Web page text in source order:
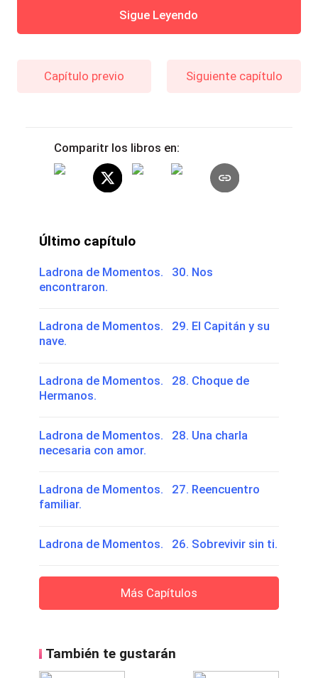
Sigue Leyendo
Capítulo previo Siguiente capítulo
Comparitr los libros en:
Último capítulo
Ladrona de Momentos. 30. Nos
encontraron.
Ladrona de Momentos. 29. El Capitán y su
nave.
Ladrona de Momentos. 28. Choque de
Hermanos.
Ladrona de Momentos. 28. Una charla
necesaria con amor.
Ladrona de Momentos. 27. Reencuentro
familiar.
Ladrona de Momentos. 26. Sobrevivir sin ti.
Más Capítulos
También te gustarán